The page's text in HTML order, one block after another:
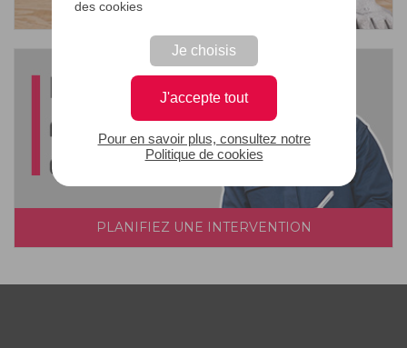
des cookies
Je choisis
J'accepte tout
Pour en savoir plus, consultez notre
Politique de cookies
PLANIFIEZ UNE INTERVENTION